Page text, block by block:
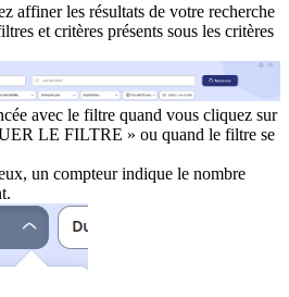
affiner les résultats de votre recherche
et critères présents sous les critères
avec le filtre quand vous cliquez sur
LE FILTRE » ou quand le filtre se
un compteur indique le nombre